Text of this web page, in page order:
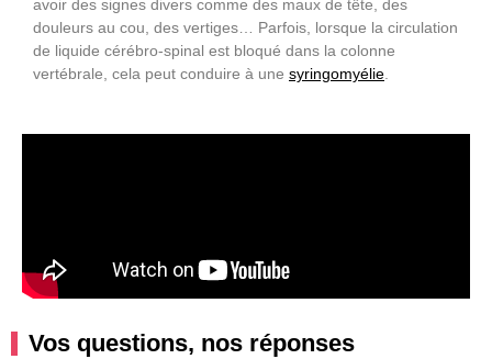
avoir des signes divers comme des maux de tête, des
douleurs au cou, des vertiges… Parfois, lorsque la circulation
de liquide cérébro-spinal est bloqué dans la colonne
vertébrale, cela peut conduire à une syringomyélie
Vos questions, nos réponses